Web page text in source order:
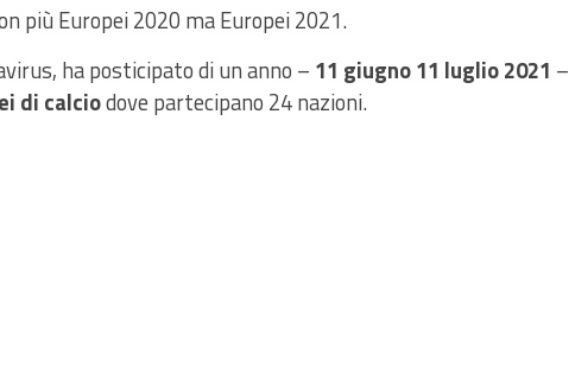
più Europei 2020 ma Europei 2021.
ha posticipato di un anno – 11 giugno 11 luglio 2021 –
di calciodove partecipano 24 nazioni.